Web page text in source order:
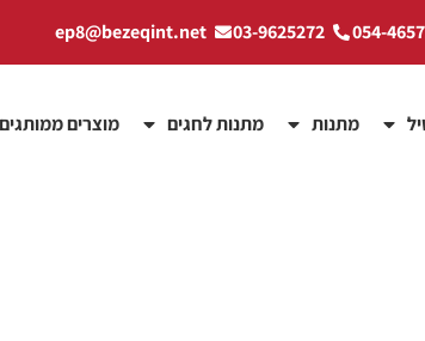
054-
03-9625272
ep8@bezeqint.net
מתנות מתנות לחגים מוצרים ממותגים